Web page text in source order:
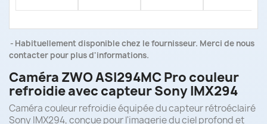
Habituellement disponible chez le fournisseur. Merci de nous
contacter pour plus d'informations.
Caméra ZWO ASI294MC Pro couleur
refroidie avec capteur Sony IMX294
Caméra couleur refroidie équipée du capteur rétroéclairé
Sony IMX294, conçue pour l'imagerie du ciel profond et